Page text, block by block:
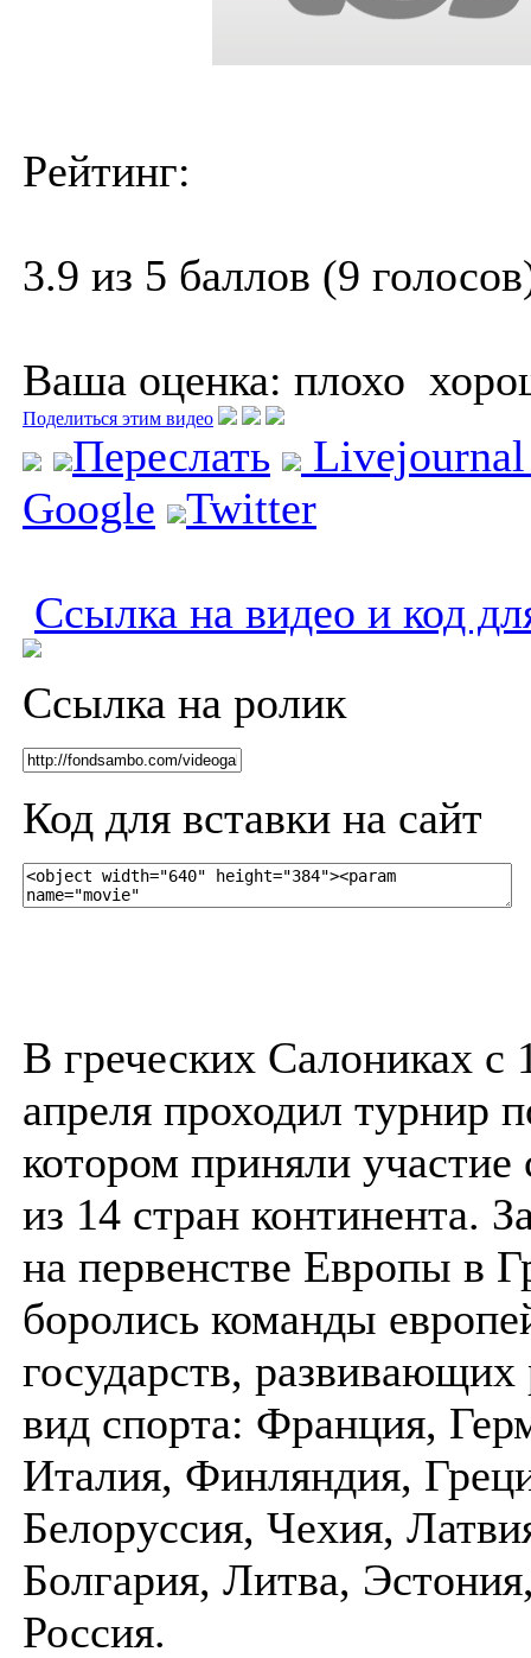
Рейтинг:
3.9 из 5 баллов (9
Ваша оценка: плохо
Поделиться этим видео
Переслать
Google
Twitter
Ссылка на видео и код
Ссылка на ролик
Код для вставки на сайт
В греческих Салониках с
апреля проходил турнир
котором приняли
из 14 стран континента.
на первенстве Европы в
боролись команды
государств, развивающих
вид спорта: Франция,
Италия, Финляндия,
Белоруссия, Чехия,
Болгария, Литва,
Россия.